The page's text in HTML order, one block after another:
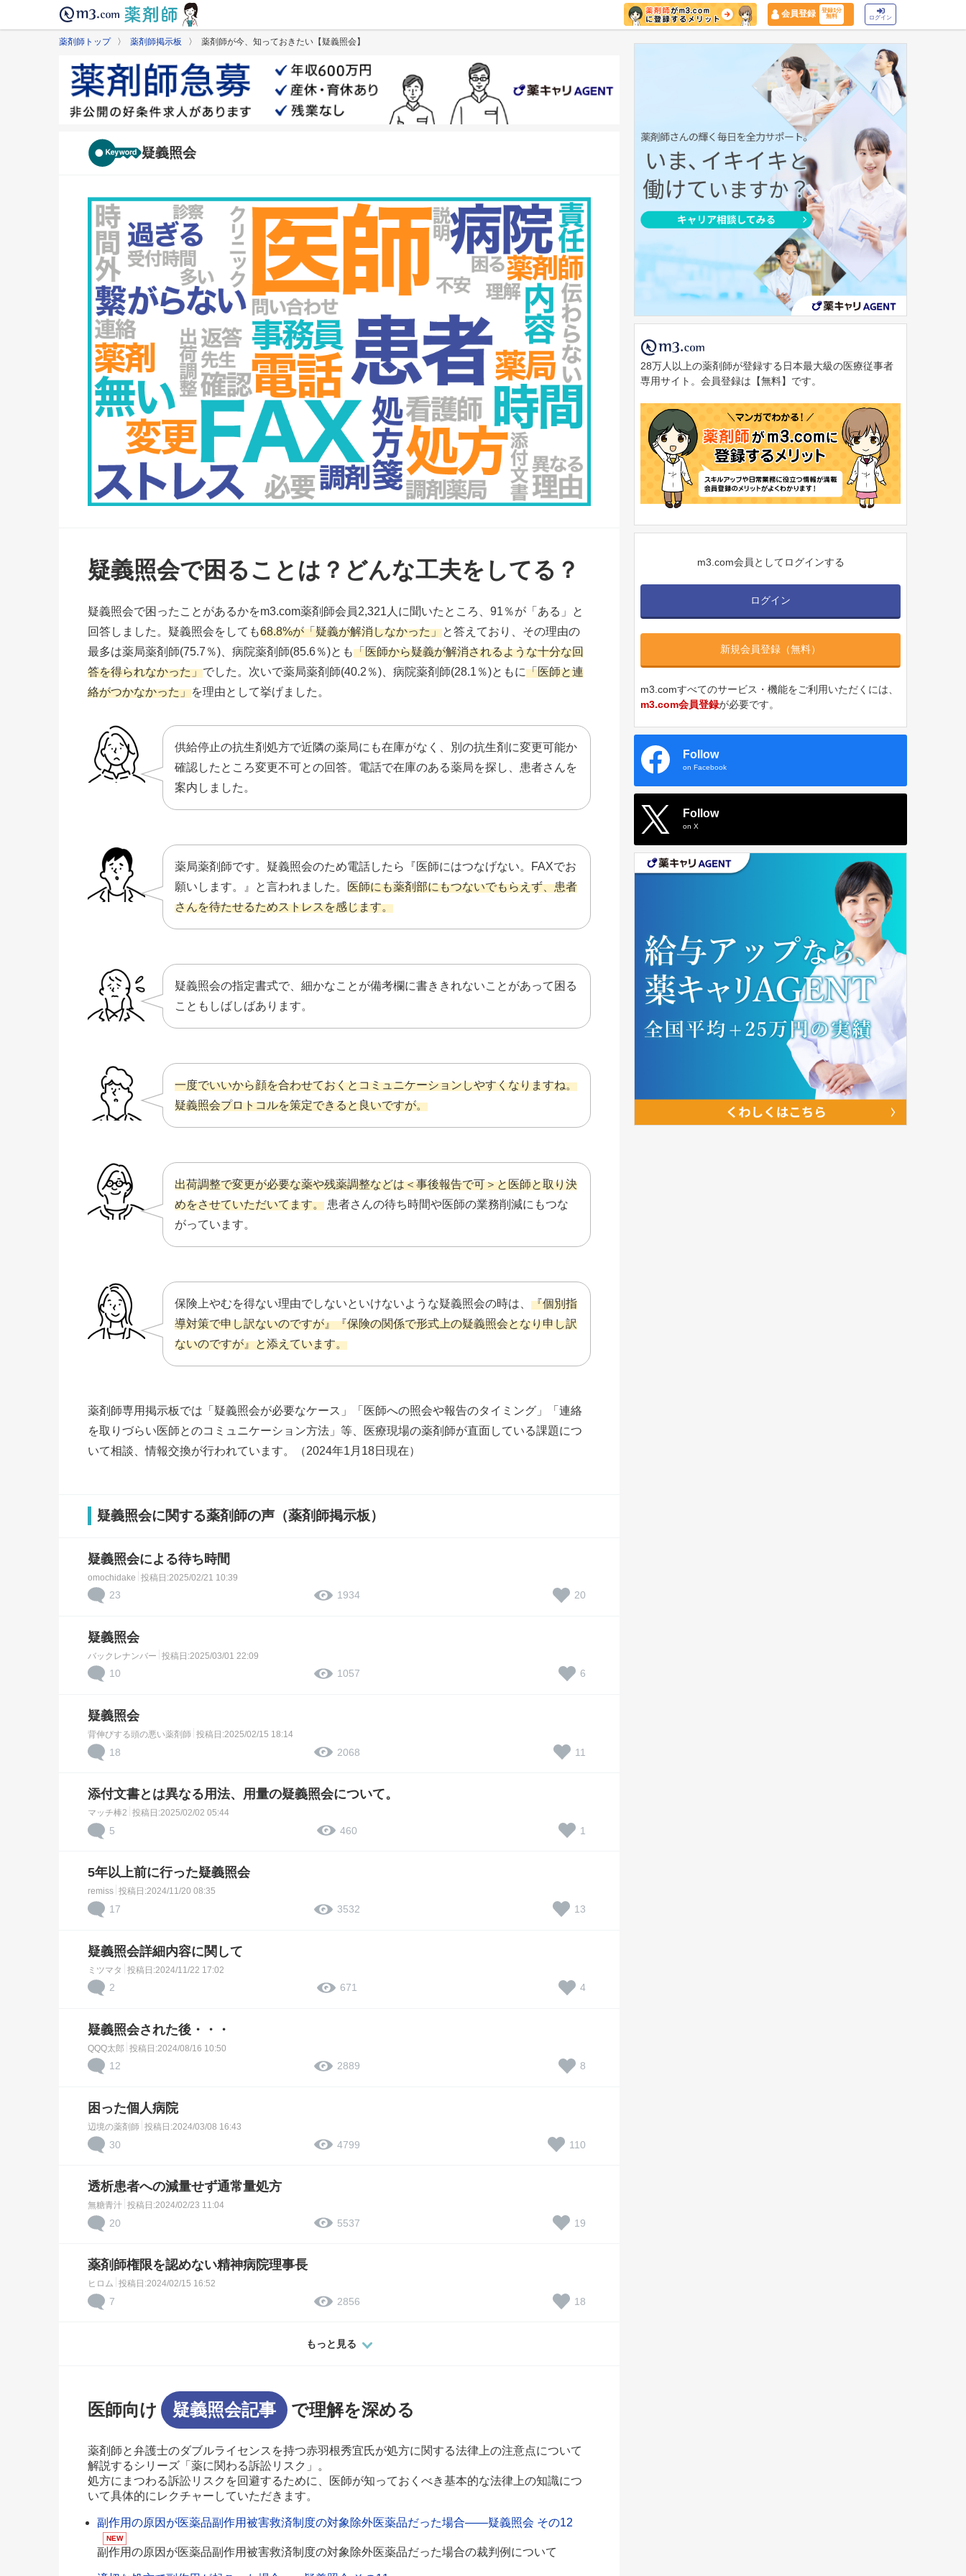
会員登録
登録1分
無料
ログイン
薬剤師トップ〉 薬剤師掲示板 〉 薬剤師が今、知っておきたい【疑義照会】
疑義照会
疑義照会で困ることは？どんな工夫をしてる？
疑義照会で困ったことがあるかをm3.com薬剤師会員2,321人に聞いたところ、91％が「ある」と
回答しました。疑義照会をしても68.8%が「疑義が解消しなかった」と答えており、その理由の
最多は薬局薬剤師(75.7％)、病院薬剤師(85.6％)とも「医師から疑義が解消されるような十分な回
答を得られなかった」でした。次いで薬局薬剤師(40.2％)、病院薬剤師(28.1％)ともに「医師と連
絡がつかなかった」を理由として挙げました。
供給停止の抗生剤処方で近隣の薬局にも在庫がなく、別の抗生剤に変更可能か
確認したところ変更不可との回答。電話で在庫のある薬局を探し、患者さんを
案内しました。
薬局薬剤師です。疑義照会のため電話したら『医師にはつなげない。FAXでお
願いします。』と言われました。 医師にも薬剤部にもつないでもらえず、患者
さんを待たせるためストレスを感じます。
疑義照会の指定書式で、細かなことが備考欄に書ききれないことがあって困る
こともしばしばあります。
一度でいいから顔を合わせておくとコミュニケーションしやすくなりますね。
疑義照会プロトコルを策定できると良いですが。
出荷調整で変更が必要な薬や残薬調整などは＜事後報告で可＞と医師と取り決
めをさせていただいてます。 患者さんの待ち時間や医師の業務削減にもつな
がっています。
保険上やむを得ない理由でしないといけないような疑義照会の時は、 『個別指
導対策で申し訳ないのですが』『保険の関係で形式上の疑義照会となり申し訳
ないのですが』と添えています。
薬剤師専用掲示板では「疑義照会が必要なケース」「医師への照会や報告のタイミング」「連絡
を取りづらい医師とのコミュニケーション方法」等、医療現場の薬剤師が直面している課題につ
いて相談、情報交換が行われています。（2024年1月18日現在）
疑義照会に関する薬剤師の声（薬剤師掲示板）
疑義照会による待ち時間
omochidake 投稿日:2025/02/21 10:39
23 1934 20
疑義照会
バックレナンバー 投稿日:2025/03/01 22:09
10 1057 6
疑義照会
背伸びする頭の悪い薬剤師 投稿日:2025/02/15 18:14
18 2068 11
添付文書とは異なる用法、用量の疑義照会について。
マッチ棒2 投稿日:2025/02/02 05:44
5 460 1
5年以上前に行った疑義照会
remiss 投稿日:2024/11/20 08:35
17 3532 13
疑義照会詳細内容に関して
ミツマタ 投稿日:2024/11/22 17:02
2 671 4
疑義照会された後・・・
QQQ太郎 投稿日:2024/08/16 10:50
12 2889 8
困った個人病院
辺境の薬剤師 投稿日:2024/03/08 16:43
30 4799 110
透析患者への減量せず通常量処方
無糖青汁 投稿日:2024/02/23 11:04
20 5537 19
薬剤師権限を認めない精神病院理事長
ヒロム 投稿日:2024/02/15 16:52
7 2856 18
もっと見る
医師向け 疑義照会記事 で理解を深める
薬剤師と弁護士のダブルライセンスを持つ赤羽根秀宜氏が処方に関する法律上の注意点について
解説するシリーズ「薬に関わる訴訟リスク」。
処方にまつわる訴訟リスクを回避するために、医師が知っておくべき基本的な法律上の知識につ
いて具体的にレクチャーしていただきます。
副作用の原因が医薬品副作用被害救済制度の対象除外医薬品だった場合――疑義照会 その12
NEW
副作用の原因が医薬品副作用被害救済制度の対象除外医薬品だった場合の裁判例について
28万人以上の薬剤師が登録する日本最大級の医療従事者
専用サイト。会員登録は【無料】です。
m3.com会員としてログインする
ログイン
新規会員登録（無料）
m3.comすべてのサービス・機能をご利用いただくには、
m3.com会員登録が必要です。
Follow
on Facebook
Follow
on X